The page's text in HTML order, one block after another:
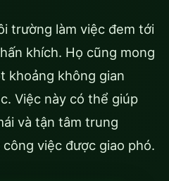
trường làm việc đem tới
khích. Họ cũng mong
khoảng không gian
Việc này có thể giúp
và tận tâm trung
việc được giao phó.